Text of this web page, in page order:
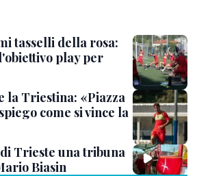
tasselli della rosa:
play per
la Triestina: «Piazza
come si vince la
Trieste una tribuna
Biasin